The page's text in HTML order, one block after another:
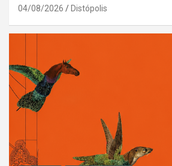
04/08/2026 Distópolis